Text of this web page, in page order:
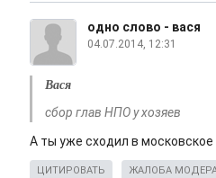
одно слово - вася
04.07.2014, 12:31
Вася
сбор глав НПО у хозяев
А ты уже сходил в московское
ЦИТИРОВАТЬ ЖАЛОБА